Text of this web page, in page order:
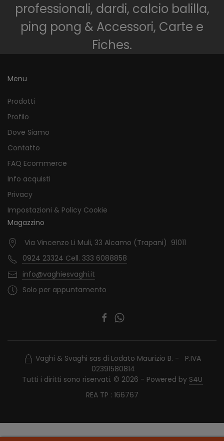
professionali, dardi, calcio balilla,
ping pong & Accessori, Carte e
Fiches.
Menu
Prodotti
Profilo
Dove Siamo
Contatto
FAQ Ecommerce
Info acquisti
Privacy
Impostazioni & Policy Cookie
Magazzino
Via Vincenzo Li Muli, 33 Alcamo (Trapani) 91011
0924 23324 Cell. 333 6088858
info@vaghiesvaghi.it
Solo per appuntamento
Vaghi & Svaghi sas di Lodato Maurizio B. - P.IVA
02391580814
Tutti i diritti sono riservati. © 2026 - Powered by S4U
REA TP : 166767